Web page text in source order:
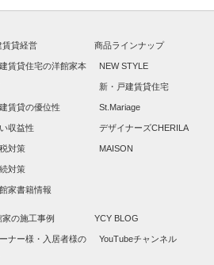
賃貸経営
賃貸住宅の洋館家本
賃貸の優位性
収益性
対策
対策
家書籍情報
商品ラインナップ
NEW STYLE
新・戸建賃貸住宅
St.Mariage
デザイナーズCHERILA
MAISON
家の施工事例
ナー様・入居者様の
YCY BLOG
YouTubeチャンネル